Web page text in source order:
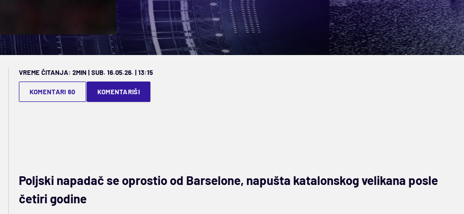
VREME ČITANJA: 2MIN | SUB. 16.05.26. | 13:15
KOMENTARI 60 KOMENTARIŠI
Poljski napadač se oprostio od Barselone, napušta katalonskog velikana posle
četiri godine